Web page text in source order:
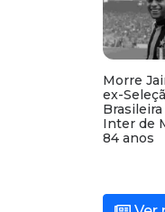
Morre
ex-
Inter de
84 anos